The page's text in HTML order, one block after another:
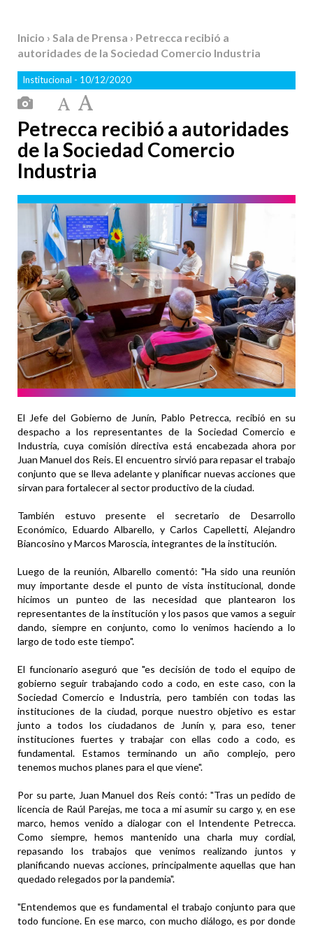
Inicio › Sala de Prensa › Petrecca recibió a
autoridades de la Sociedad Comercio Industria
Institucional - 10/12/2020
Petrecca recibió a autoridades
de la Sociedad Comercio
Industria
El Jefe del Gobierno de Junín, Pablo Petrecca, recibió en su
despacho a los representantes de la Sociedad Comercio e
Industria, cuya comisión directiva está encabezada ahora por
Juan Manuel dos Reis. El encuentro sirvió para repasar el trabajo
conjunto que se lleva adelante y planificar nuevas acciones que
sirvan para fortalecer al sector productivo de la ciudad.
También estuvo presente el secretario de Desarrollo
Económico, Eduardo Albarello, y Carlos Capelletti, Alejandro
Biancosino y Marcos Maroscia, integrantes de la institución.
Luego de la reunión, Albarello comentó: "Ha sido una reunión
muy importante desde el punto de vista institucional, donde
hicimos un punteo de las necesidad que plantearon los
representantes de la institución y los pasos que vamos a seguir
dando, siempre en conjunto, como lo venimos haciendo a lo
largo de todo este tiempo".
El funcionario aseguró que "es decisión de todo el equipo de
gobierno seguir trabajando codo a codo, en este caso, con la
Sociedad Comercio e Industria, pero también con todas las
instituciones de la ciudad, porque nuestro objetivo es estar
junto a todos los ciudadanos de Junín y, para eso, tener
instituciones fuertes y trabajar con ellas codo a codo, es
fundamental. Estamos terminando un año complejo, pero
tenemos muchos planes para el que viene".
Por su parte, Juan Manuel dos Reis contó: "Tras un pedido de
licencia de Raúl Parejas, me toca a mi asumir su cargo y, en ese
marco, hemos venido a dialogar con el Intendente Petrecca.
Como siempre, hemos mantenido una charla muy cordial,
repasando los trabajos que venimos realizando juntos y
planificando nuevas acciones, principalmente aquellas que han
quedado relegados por la pandemia".
"Entendemos que es fundamental el trabajo conjunto para que
todo funcione. En ese marco, con mucho diálogo, es por donde